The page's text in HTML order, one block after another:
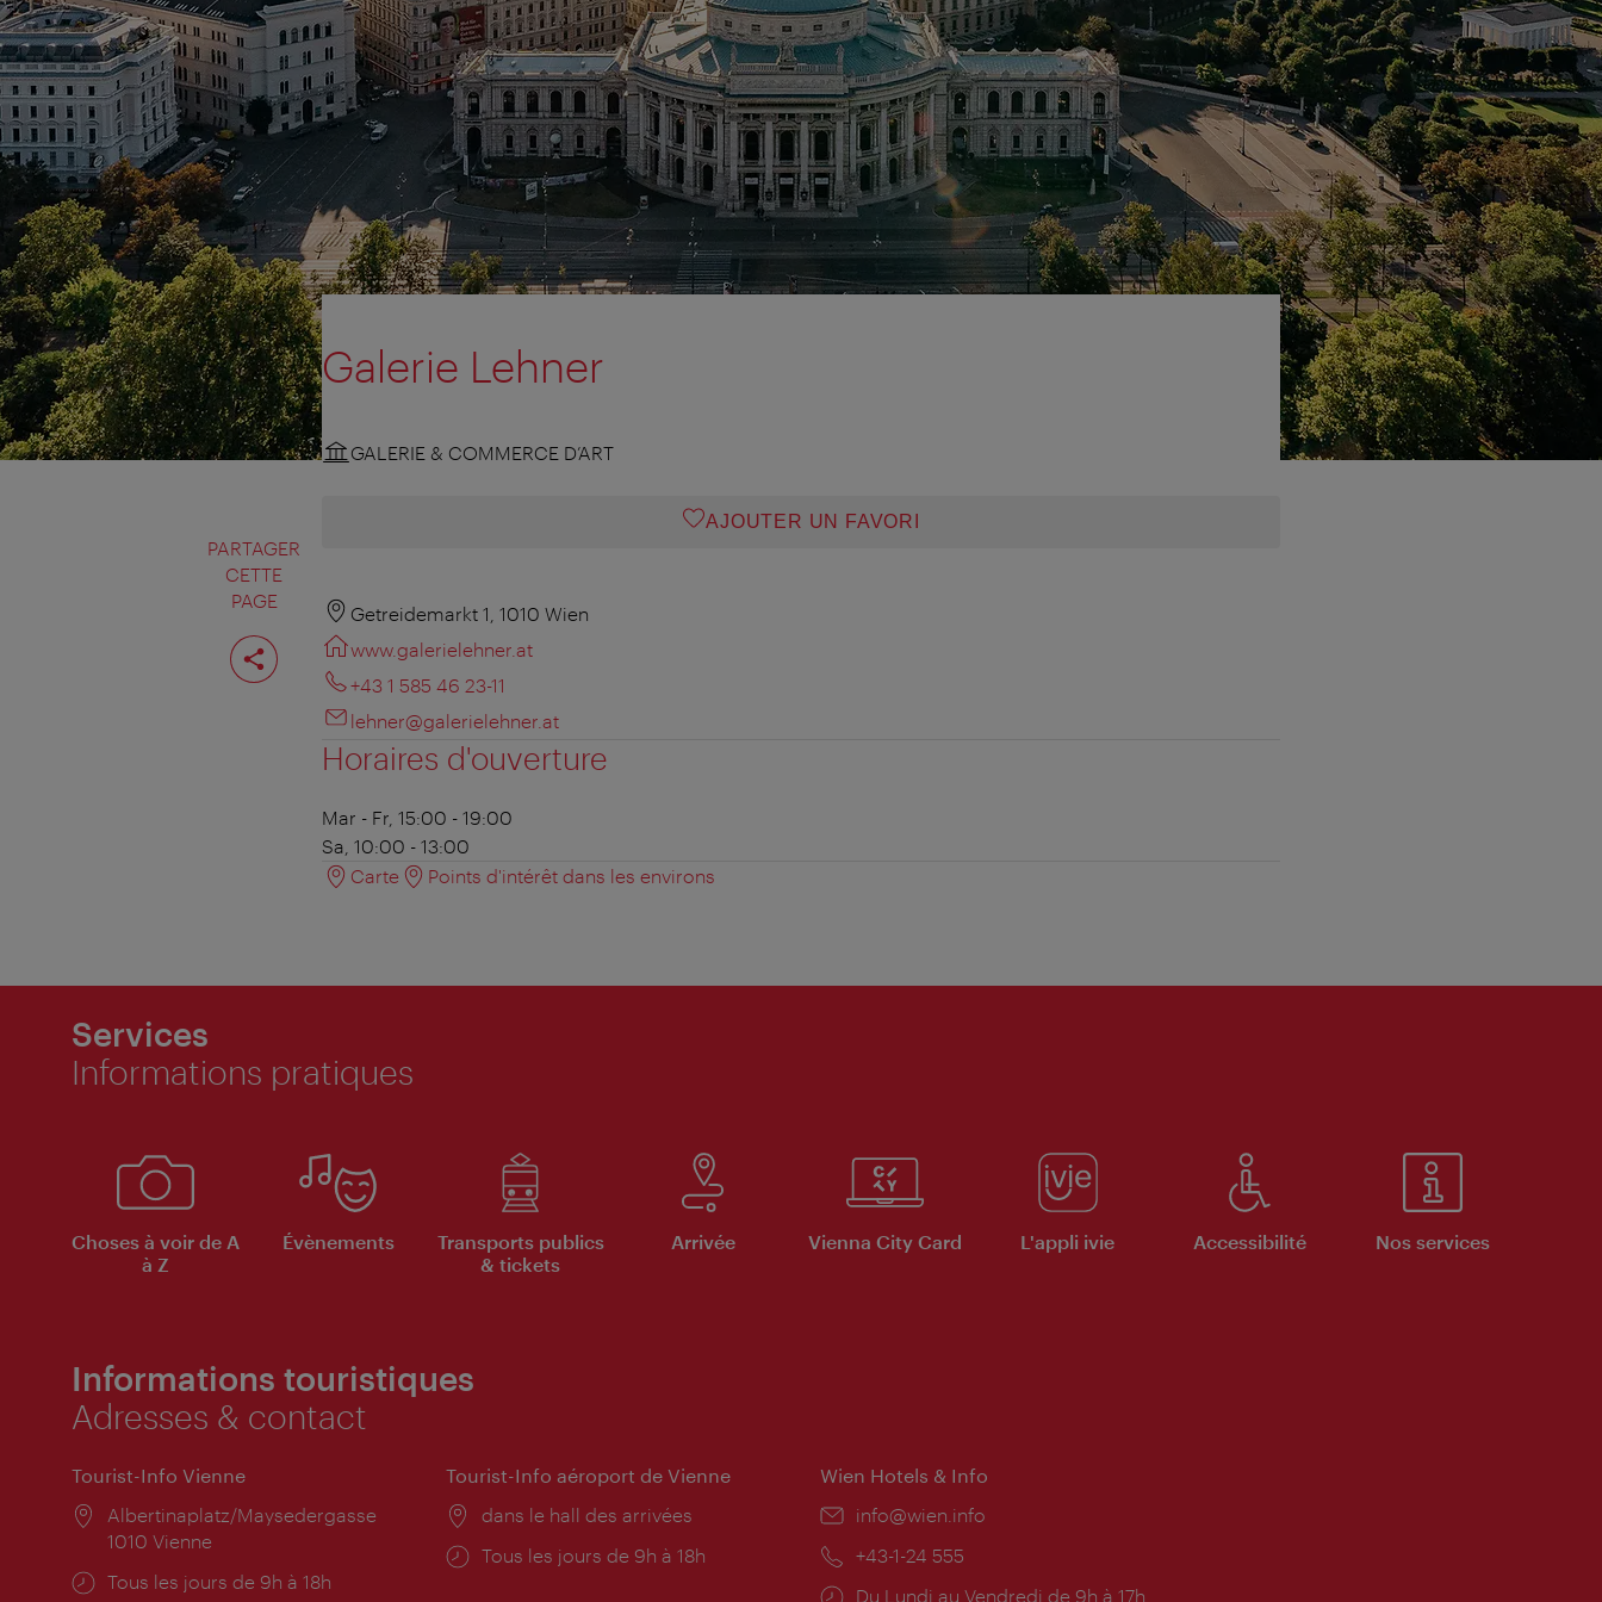
PARTAGER
CETTE
PAGE
Partager
cette
page
Galerie Lehner
GALERIE & COMMERCE D’ART
AJOUTER UN FAVORI
Getreidemarkt 1, 1010 Wien
www.galerielehner.at
+43 1 585 46 23-11
lehner@galerielehner.at
Horaires d'ouverture
Mar - Fr, 15:00 - 19:00
Sa, 10:00 - 13:00
Carte
Points d'intérêt dans les environs
Services
Informations pratiques
Choses à voir de A
à Z
Évènements
Transports publics
& tickets
Arrivée Vienna City Card L'appli ivie Accessibilité Nos services
Informations touristiques
Adresses & contact
Tourist-Info Vienne
Lieu:
Albertinaplatz/Maysedergasse
1010 Vienne
Horaires
Tous les jours de 9h à 18h
Tourist-Info aéroport de Vienne
Lieu:
dans le hall des arrivées
Horaires
Tous les jours de 9h à 18h
Wien Hotels & Info
E-
info@wien.info
Téléphone:
+43-1-24 555
Horaires
Du Lundi au Vendredi de 9h à 17h